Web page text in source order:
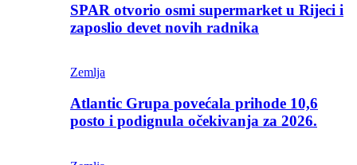
SPAR otvorio osmi supermarket u Rijeci i
zaposlio devet novih radnika
Zemlja
Atlantic Grupa povećala prihode 10,6
posto i podignula očekivanja za 2026.